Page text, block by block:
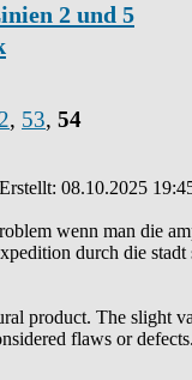
2 und 5
, 53, 54
Erstellt: 08.10.2025
wenn man die
durch die stadt
product. The slight
flaws or